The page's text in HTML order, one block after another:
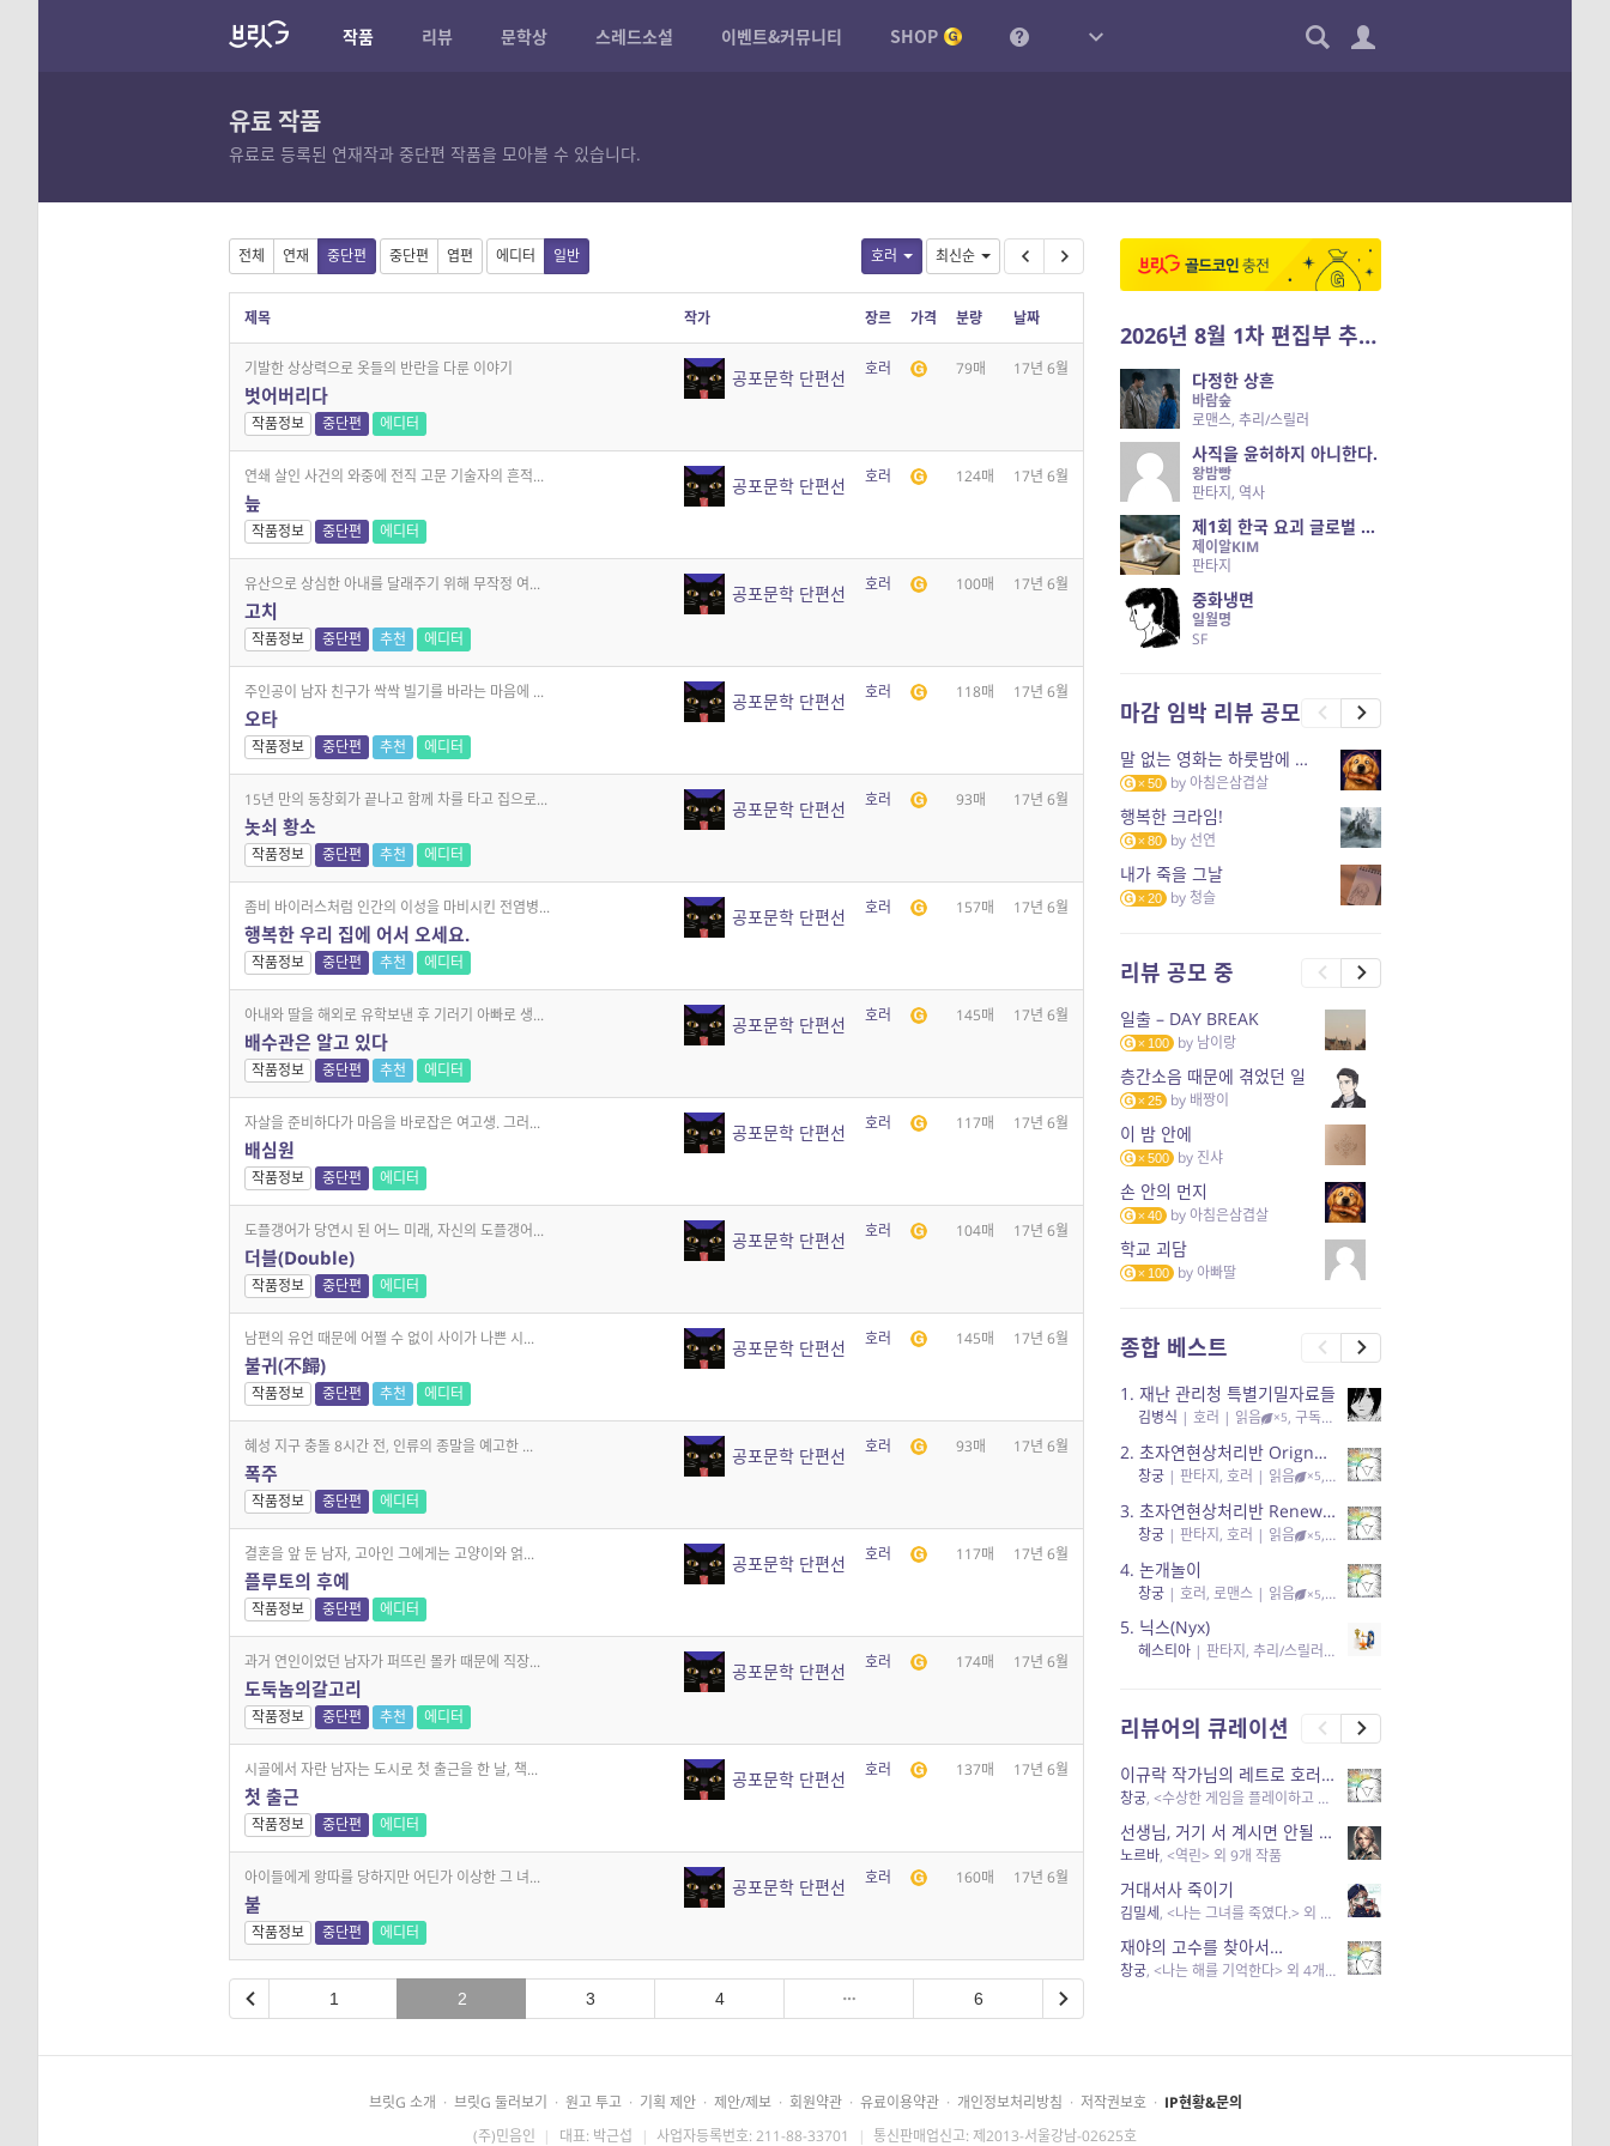
작품 리뷰 문학상 스레드소설 이벤트&커뮤니티 SHOP
유료 작품
유료로 등록된 연재작과 중단편 작품을 모아볼 수 있습니다.
호러 최신순
전체 연재 중단편 중단편 엽편 에디터 일반
제목 작가 장르 가격 분량 날짜
기발한 상상력으로 옷들의 반란을 다룬 이야기
벗어버리다
작품정보 중단편 에디터
공포문학 단편선 호러 79매 17년 6월
연쇄 살인 사건의 와중에 전직 고문 기술자의 흔적...
늪
작품정보 중단편 에디터
공포문학 단편선 호러 124매 17년 6월
유산으로 상심한 아내를 달래주기 위해 무작정 여...
고치
작품정보 중단편 추천 에디터
공포문학 단편선 호러 100매 17년 6월
주인공이 남자 친구가 싹싹 빌기를 바라는 마음에 ...
오타
작품정보 중단편 추천 에디터
공포문학 단편선 호러 118매 17년 6월
15년 만의 동창회가 끝나고 함께 차를 타고 집으로...
놋쇠 황소
작품정보 중단편 추천 에디터
공포문학 단편선 호러 93매 17년 6월
좀비 바이러스처럼 인간의 이성을 마비시킨 전염병...
행복한 우리 집에 어서 오세요.
작품정보 중단편 추천 에디터
공포문학 단편선 호러 157매 17년 6월
아내와 딸을 해외로 유학보낸 후 기러기 아빠로 생...
배수관은 알고 있다
작품정보 중단편 추천 에디터
공포문학 단편선 호러 145매 17년 6월
자살을 준비하다가 마음을 바로잡은 여고생. 그러...
배심원
작품정보 중단편 에디터
공포문학 단편선 호러 117매 17년 6월
도플갱어가 당연시 된 어느 미래, 자신의 도플갱어...
더블(Double)
작품정보 중단편 에디터
공포문학 단편선 호러 104매 17년 6월
남편의 유언 때문에 어쩔 수 없이 사이가 나쁜 시...
불귀(不歸)
작품정보 중단편 추천 에디터
공포문학 단편선 호러 145매 17년 6월
혜성 지구 충돌 8시간 전, 인류의 종말을 예고한 ...
폭주
작품정보 중단편 에디터
공포문학 단편선 호러 93매 17년 6월
결혼을 앞 둔 남자, 고아인 그에게는 고양이와 얽...
플루토의 후예
작품정보 중단편 에디터
공포문학 단편선 호러 117매 17년 6월
과거 연인이었던 남자가 퍼뜨린 몰카 때문에 직장...
도둑놈의갈고리
작품정보 중단편 추천 에디터
공포문학 단편선 호러 174매 17년 6월
시골에서 자란 남자는 도시로 첫 출근을 한 날, 책...
첫 출근
작품정보 중단편 에디터
공포문학 단편선 호러 137매 17년 6월
아이들에게 왕따를 당하지만 어딘가 이상한 그 녀...
불
작품정보 중단편 에디터
공포문학 단편선 호러 160매 17년 6월
1 2 3 4 6
2026년 8월 1차 편집부 추천작
다정한 상흔
바람숲
로맨스, 추리/스릴러
사직을 윤허하지 아니한다.
왕밤빵
판타지, 역사
제1회 한국 요괴 글로벌 진출 공개 오디션 시즌 2 — 나는 요괴다
제이알KIM
판타지
중화냉면
일월명
SF
마감 임박 리뷰 공모
말 없는 영화는 하룻밤에 몇 리를 갈 수 있을까
50 by 아침은삼겹살
행복한 크라임!
80 by 선연
내가 죽을 그날
20 by 청슬
리뷰 공모 중
일출 – DAY BREAK
100 by 남이랑
층간소음 때문에 겪었던 일
25 by 배짱이
이 밤 안에
500 by 진샤
손 안의 먼지
40 by 아침은삼겹살
학교 괴담
100 by 아빠딸
종합 베스트
1. 재난 관리청 특별기밀자료들
김병식 | 호러 | 읽음 ×5, 구독 , 응원95, 리뷰3
2. 초자연현상처리반 Orignal + True Ending
창궁 | 판타지, 호러 | 읽음 ×5, 구독 , 응원6
3. 초자연현상처리반 Renewal
창궁 | 판타지, 호러 | 읽음 ×5, 구독 , 응원82, 리뷰4
4. 논개놀이
창궁 | 호러, 로맨스 | 읽음 ×5, 공감11, 응원25
5. 닉스(Nyx)
헤스티아 | 판타지, 추리/스릴러| 읽음
리뷰어의 큐레이션
이규락 작가님의 레트로 호러 리뷰
창궁, <수상한 게임을 플레이하고 있어> 외 3개 작품
선생님, 거기 서 계시면 안될 것 같은데요-역할 클리셰를 비튼 작품들
노르바, <역린> 외 9개 작품
거대서사 죽이기
김밀세, <나는 그녀를 죽였다.> 외 1개 작품
재야의 고수를 찾아서…
창궁, <나는 해를 기억한다> 외 4개 작품
브릿G 소개 · 브릿G 둘러보기 · 원고 투고 · 기획 제안 · 제안/제보 · 회원약관 · 유료이용약관 · 개인정보처리방침 · 저작권보호 · IP현황&문의
(주)민음인 | 대표: 박근섭 | 사업자등록번호: 211-88-33701 | 통신판매업신고: 제2013-서울강남-02625호